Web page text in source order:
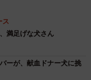
ス
満足げな犬さん
ーが、献血ドナー犬に挑